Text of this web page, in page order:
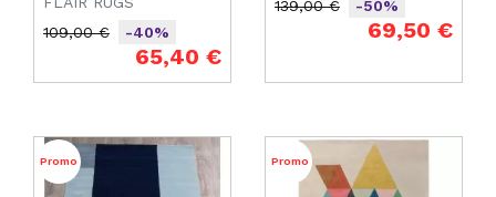
109,00 €
-40%
65,40 €
139,00 €
-50%
69,50 €
Promo Promo